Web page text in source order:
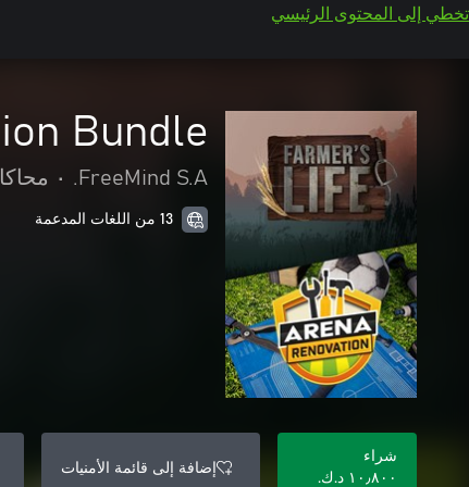
تخطي إلى المحتوى الرئيسي
Bundle
FreeMind S.A.
•
13 من اللغات المدعمة
شراء
١٠٫٨٠٠ د.ك.‏
إضافة إلى قائمة الأمنيات